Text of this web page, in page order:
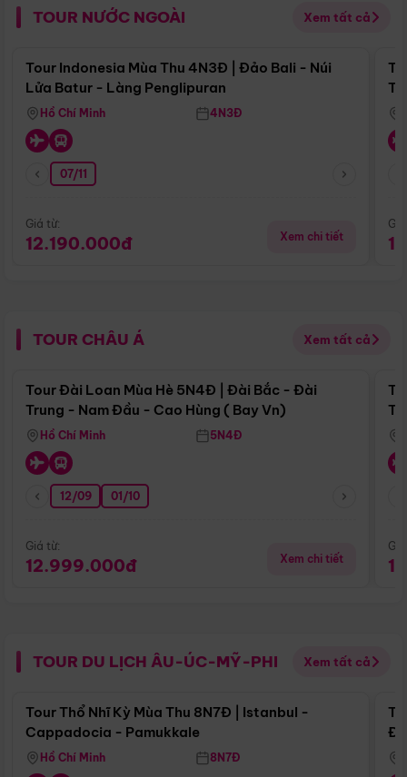
TOUR NƯỚC NGOÀI Xem tất cả
Điểm nổi bật
Tour Indonesia Mùa Thu 4N3Đ | Đảo Bali - Núi
Lửa Batur - Làng Penglipuran
Hồ Chí Minh 4N3Đ
07/11
Giá từ:
12.190.000đ Xem chi tiết
TOUR CHÂU Á Xem tất cả
Điểm nổi bật
Tour Đài Loan Mùa Hè 5N4Đ | Đài Bắc - Đài
Trung - Nam Đầu - Cao Hùng ( Bay Vn)
Hồ Chí Minh 5N4Đ
12/09 01/10
Giá từ:
12.999.000đ Xem chi tiết
TOUR DU LỊCH ÂU-ÚC-MỸ-PHI Xem tất cả
Điểm nổi bật
Tour Thổ Nhĩ Kỳ Mùa Thu 8N7Đ | Istanbul -
Cappadocia - Pamukkale
Hồ Chí Minh 8N7Đ